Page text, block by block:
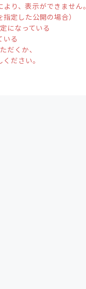
り、表示ができません。
定した公開の場合）
になっている
いる
だくか、
ださい。